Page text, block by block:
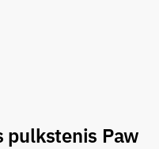
pulkstenis Paw